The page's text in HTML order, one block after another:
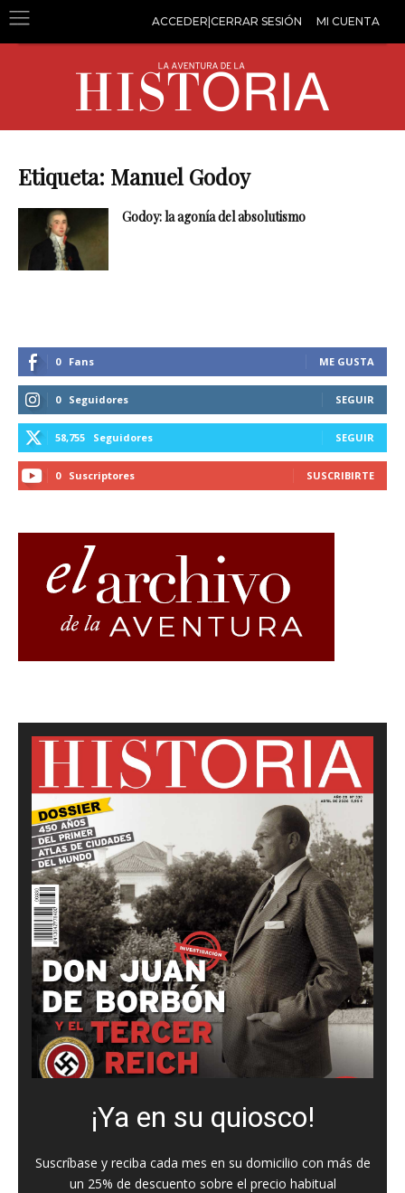
ACCEDER|CERRAR SESIÓN MI CUENTA
Etiqueta: Manuel Godoy
Godoy: la agonía del absolutismo
0 Fans ME GUSTA
0 Seguidores SEGUIR
58,755 Seguidores SEGUIR
0 Suscriptores SUSCRIBIRTE
¡Ya en su quiosco!
Suscríbase y reciba cada mes en su domicilio con más de
un 25% de descuento sobre el precio habitual